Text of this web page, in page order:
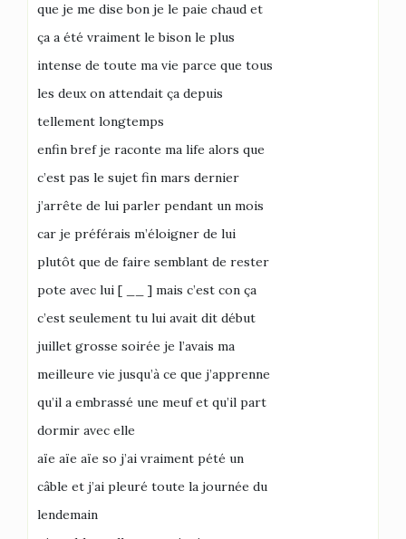
que je me dise bon je le paie chaud et
ça a été vraiment le bison le plus
intense de toute ma vie parce que tous
les deux on attendait ça depuis
tellement longtemps
enfin bref je raconte ma life alors que
c’est pas le sujet fin mars dernier
j’arrête de lui parler pendant un mois
car je préférais m’éloigner de lui
plutôt que de faire semblant de rester
pote avec lui [ __ ] mais c’est con ça
c’est seulement tu lui avait dit début
juillet grosse soirée je l’avais ma
meilleure vie jusqu’à ce que j’apprenne
qu’il a embrassé une meuf et qu’il part
dormir avec elle
aïe aïe aïe so j’ai vraiment pété un
câble et j’ai pleuré toute la journée du
lendemain